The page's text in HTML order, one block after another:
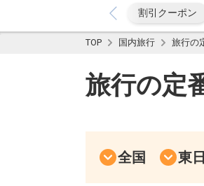
割引クーポン
TOP 国内旅行 旅行の
旅行の定
全国 東